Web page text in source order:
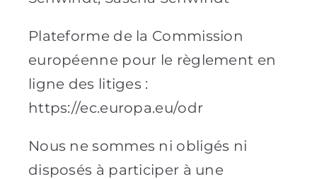
Plateforme de la Commission
européenne pour le règlement en
ligne des litiges :
https://ec.europa.eu/odr
Nous ne sommes ni obligés ni
disposés à participer à une